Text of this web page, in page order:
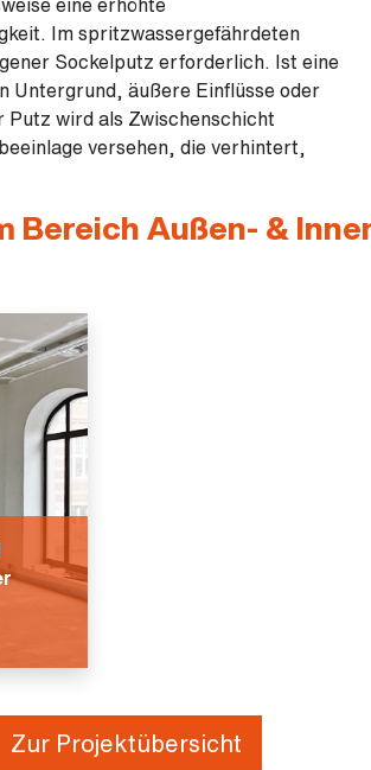
eine erhöhte
Im spritzwassergefährdeten
Sockelputz erforderlich. Ist eine
Untergrund, äußere Einflüsse oder
wird als Zwischenschicht
versehen, die verhintert,
Bereich Außen- &
Zur Projektübersicht